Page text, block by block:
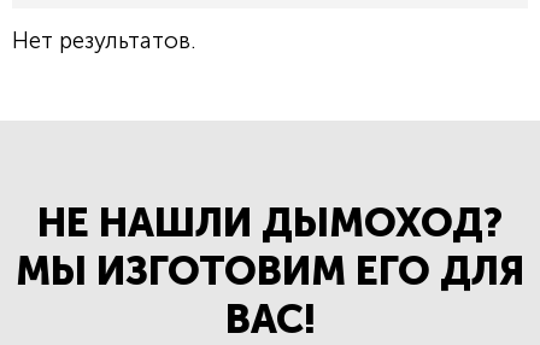
Нет результатов.
НЕ НАШЛИ ДЫМОХОД?
МЫ ИЗГОТОВИМ ЕГО ДЛЯ
ВАС!